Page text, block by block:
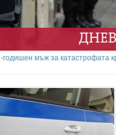
мъж за катастрофата